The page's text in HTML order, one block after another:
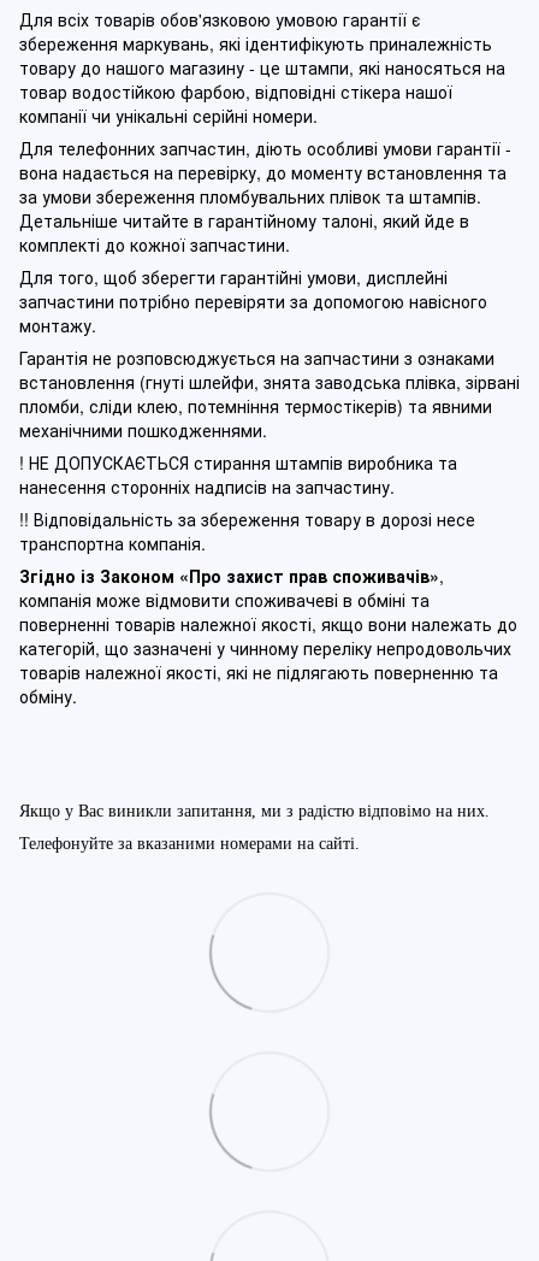
Для всіх товарів обов'язковою умовою гарантії є
збереження маркувань, які ідентифікують приналежність
товару до нашого магазину - це штампи, які наносяться на
товар водостійкою фарбою, відповідні стікера нашої
компанії чи унікальні серійні номери.
Для телефонних запчастин, діють особливі умови гарантії -
вона надається на перевірку, до моменту встановлення та
за умови збереження пломбувальних плівок та штампів.
Детальніше читайте в гарантійному талоні, який йде в
комплекті до кожної запчастини.
Для того, щоб зберегти гарантійні умови, дисплейні
запчастини потрібно перевіряти за допомогою навісного
монтажу.
Гарантія не розповсюджується на запчастини з ознаками
встановлення (гнуті шлейфи, знята заводська плівка, зірвані
пломби, сліди клею, потемніння термостікерів) та явними
механічними пошкодженнями.
! НЕ ДОПУСКАЄТЬСЯ стирання штампів виробника та
нанесення сторонніх надписів на запчастину.
!! Відповідальність за збереження товару в дорозі несе
транспортна компанія.
Згідно із Законом «Про захист прав споживачів»,
компанія може відмовити споживачеві в обміні та
поверненні товарів належної якості, якщо вони належать до
категорій, що зазначені у чинному переліку непродовольчих
товарів належної якості, які не підлягають поверненню та
обміну.
Якщо у Вас виникли запитання, ми з радістю відповімо на них.
Телефонуйте за вказаними номерами на сайті.